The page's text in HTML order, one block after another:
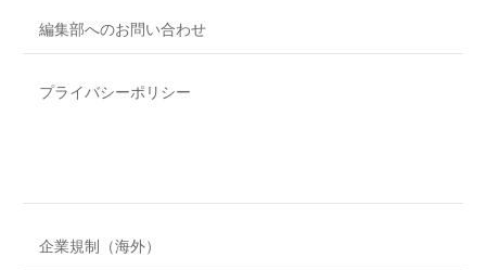
編集部へのお問い合わせ
プライバシーポリシー
企業規制（海外）